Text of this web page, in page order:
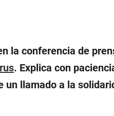
la conferencia de
. Explica con
llamado a la